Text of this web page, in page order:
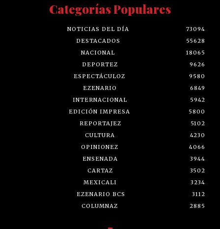
Categorías Populares
NOTICIAS DEL DÍA
73094
DESTACADOS
55628
NACIONAL
18065
DEPORTEZ
9626
ESPECTÁCULOZ
9580
EZENARIO
6849
INTERNACIONAL
5942
EDICIÓN IMPRESA
5800
REPORTAJEZ
5102
CULTURA
4230
OPINIONEZ
4066
ENSENADA
3944
CARTAZ
3502
MEXICALI
3234
EZENARIO BCS
3112
COLUMNAZ
2885